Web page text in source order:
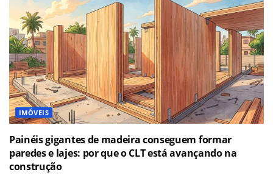
IMÓVEIS
Painéis gigantes de madeira conseguem formar
paredes e lajes: por que o CLT está avançando na
construção